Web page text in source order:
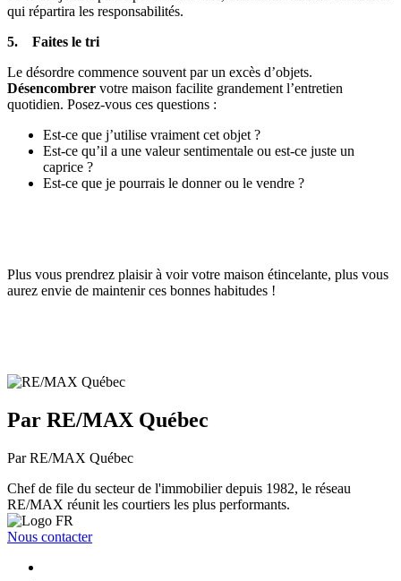
qui répartira les responsabilités.
5. Faites le tri
Le désordre commence souvent par un excès d’objets.
Désencombrer votre maison facilite grandement l’entretien
quotidien. Posez-vous ces questions :
Est-ce que j’utilise vraiment cet objet ?
Est-ce qu’il a une valeur sentimentale ou est-ce juste un
caprice ?
Est-ce que je pourrais le donner ou le vendre ?
Plus vous prendrez plaisir à voir votre maison étincelante, plus vous
aurez envie de maintenir ces bonnes habitudes !
Par RE/MAX Québec
Par RE/MAX Québec
Chef de file du secteur de l'immobilier depuis 1982, le réseau
RE/MAX réunit les courtiers les plus performants.
Nous contacter